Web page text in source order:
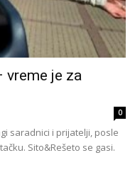
vreme je za
0
saradnici i prijatelji, posle
Sito&Rešeto se gasi.